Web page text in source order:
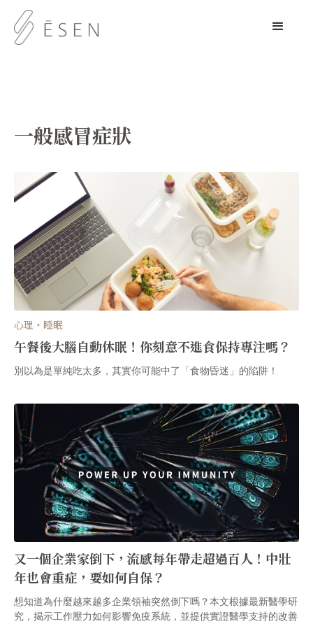
一般感冒症狀
心理・睡眠
午餐後大腦自動休眠！你刻意不進食保持專注嗎？
別以為是單純吃太多，其實你可能中了「食物昏迷」的陷阱！
又一個企業家倒下，流感每年帶走超過百人！中壯
年也會重症，要如何自保？
想知道為什麼越來越多企業領袖突然倒下嗎？本文根據最新醫學研
究，揭示工作壓力如何影響免疫系統，並提供實證醫學支持的改善